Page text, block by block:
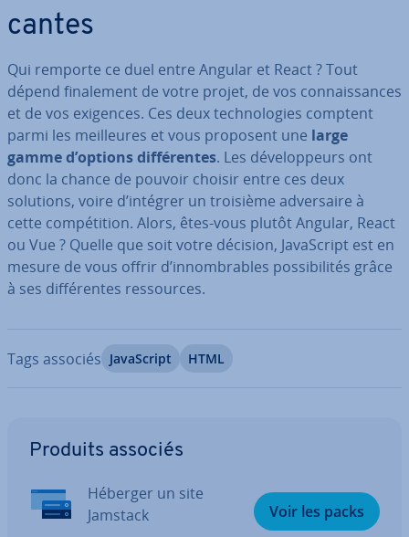
cantes
Qui remporte ce duel entre Angular et React ? Tout
dépend fi­na­le­ment de votre projet, de vos con­nais­sances
et de vos exigences. Ces deux tech­no­lo­gies comptent
parmi les meil­leures et vous proposent une large
gamme d’options dif­fé­rentes. Les dé­ve­lop­peurs ont
donc la chance de pouvoir choisir entre ces deux
solutions, voire d’intégrer un troisième ad­ver­saire à
cette com­pé­ti­tion. Alors, êtes-vous plutôt Angular, React
ou Vue ? Quelle que soit votre décision, Ja­vaS­cript est en
mesure de vous offrir d’in­nom­brables pos­si­bi­li­tés grâce
à ses dif­fé­rentes res­sources.
Tags associés Ja­vaS­cript HTML
Produits associés
Héberger un site
Jamstack
Voir les packs